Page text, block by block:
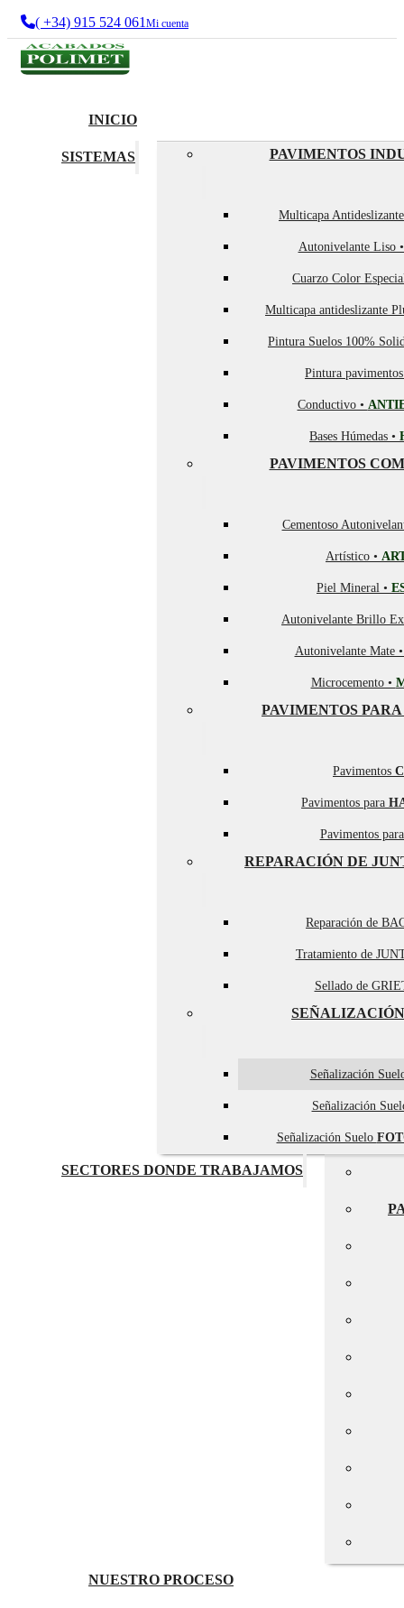
( +34) 915 524 061 Mi cuenta
INICIO
SISTEMAS PAVIMENTOS
Multicapa
Autonivelante Liso
Cuarzo Color
Multicapa antideslizante
Pintura Suelos 100%
Pintura
Conductivo •
Bases Húmedas •
PAVIMENTOS
Cementoso
Artístico •
Piel Mineral •
Autonivelante Brillo
Autonivelante Mate
Microcemento •
PAVIMENTOS
Pavimentos
Pavimentos para
Pavimentos
REPARACIÓN DE
Reparación de
Tratamiento de
Sellado de
Señalización
Señalización
Señalización Suelo
SECTORES DONDE TRABAJAMOS
NUESTRO PROCESO